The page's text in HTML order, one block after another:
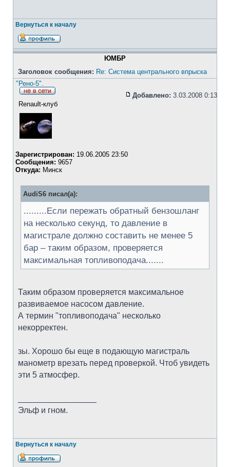
Вернуться к началу
ЮМБР
Заголовок сообщения: Re: Система центрального впрыска
"Рено-5".
Добавлено: 3.03.2008 0:13
Renault-клуб
Зарегистрирован: 19.06.2005 23:50
Сообщения: 9657
Откуда: Минск
AudiS6 писал(а):
.........Если пережать обратный бензошланг
на несколько секунд, то давление в
магистрале должно составить не менее 5
бар – таким образом, проверяется
максимальная топливоподача.......
Таким образом проверяется максимальное
развиваемое насосом давление.
А термин "топливоподача" несколько
некорректен.
зы. Хорошо бы еще в подающую магистраль
манометр врезать перед проверкой. Чтоб увидеть
эти 5 атмосфер.
Эльф и гном.
Вернуться к началу